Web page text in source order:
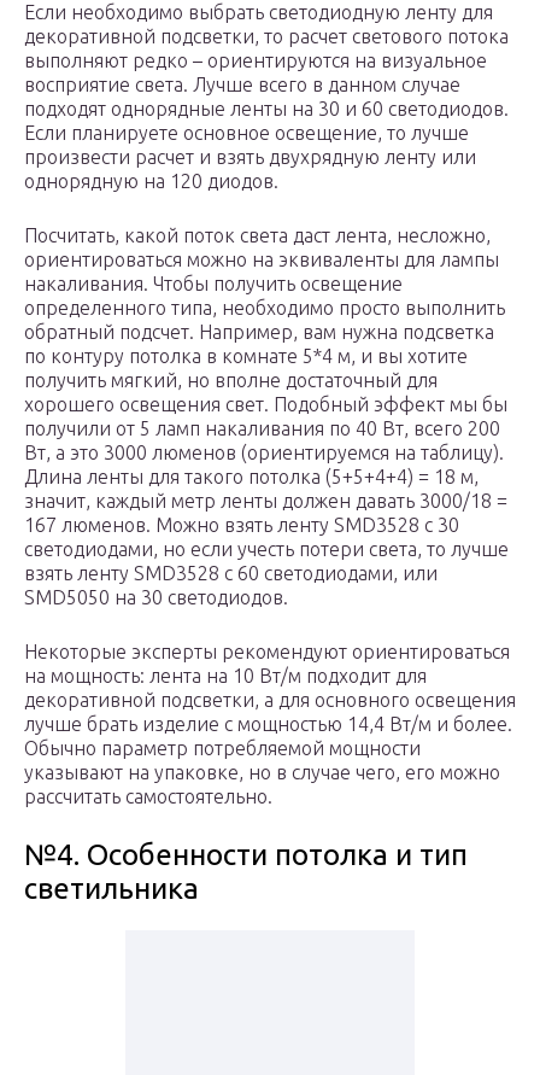
Если необходимо выбрать светодиодную ленту для
декоративной подсветки, то расчет светового потока
выполняют редко – ориентируются на визуальное
восприятие света. Лучше всего в данном случае
подходят однорядные ленты на 30 и 60 светодиодов.
Если планируете основное освещение, то лучше
произвести расчет и взять двухрядную ленту или
однорядную на 120 диодов.
Посчитать, какой поток света даст лента, несложно,
ориентироваться можно на эквиваленты для лампы
накаливания. Чтобы получить освещение
определенного типа, необходимо просто выполнить
обратный подсчет. Например, вам нужна подсветка
по контуру потолка в комнате 5*4 м, и вы хотите
получить мягкий, но вполне достаточный для
хорошего освещения свет. Подобный эффект мы бы
получили от 5 ламп накаливания по 40 Вт, всего 200
Вт, а это 3000 люменов (ориентируемся на таблицу).
Длина ленты для такого потолка (5+5+4+4) = 18 м,
значит, каждый метр ленты должен давать 3000/18 =
167 люменов. Можно взять ленту SMD3528 с 30
светодиодами, но если учесть потери света, то лучше
взять ленту SMD3528 с 60 светодиодами, или
SMD5050 на 30 светодиодов.
Некоторые эксперты рекомендуют ориентироваться
на мощность: лента на 10 Вт/м подходит для
декоративной подсветки, а для основного освещения
лучше брать изделие с мощностью 14,4 Вт/м и более.
Обычно параметр потребляемой мощности
указывают на упаковке, но в случае чего, его можно
рассчитать самостоятельно.
№4. Особенности потолка и тип
светильника